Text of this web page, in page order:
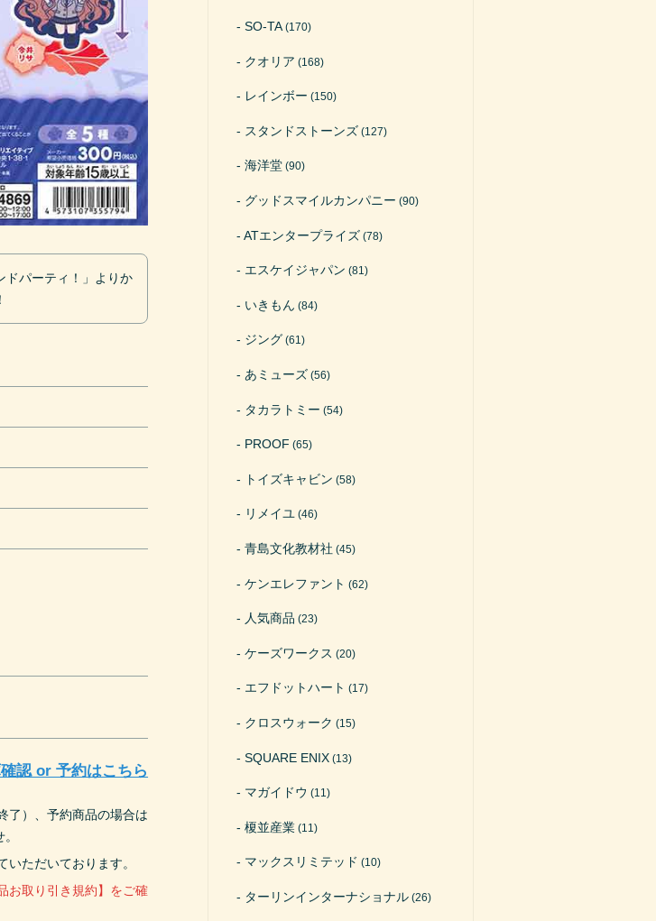
ドパーティ！」よりか
認 or 予約はこちら
了）、予約商品の場合は
ただいております。
お取り引き規約】をご確
SO-TA(170)
クオリア (168)
レインボー (150)
スタンドストーンズ (127)
海洋堂 (90)
グッドスマイルカンパニー (90)
ATエンタープライズ (78)
エスケイジャパン (81)
いきもん (84)
ジング (61)
あミューズ (56)
タカラトミー (54)
PROOF (65)
トイズキャビン (58)
リメイユ (46)
青島文化教材社 (45)
ケンエレファント (62)
人気商品 (23)
ケーズワークス (20)
エフドットハート (17)
クロスウォーク (15)
SQUARE ENIX (13)
マガイドウ (11)
榎並産業 (11)
マックスリミテッド (10)
ターリンインターナショナル (26)